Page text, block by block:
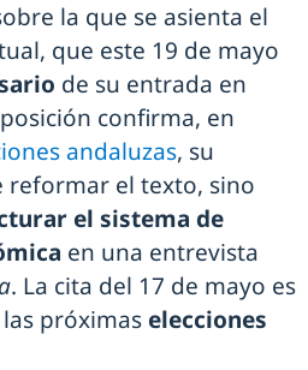
la que se asienta el
que este 19 de mayo
de su entrada en
confirma, en
andaluzas, su
reformar el texto, sino
el sistema de
en una entrevista
. La cita del 17 de mayo es
próximas elecciones